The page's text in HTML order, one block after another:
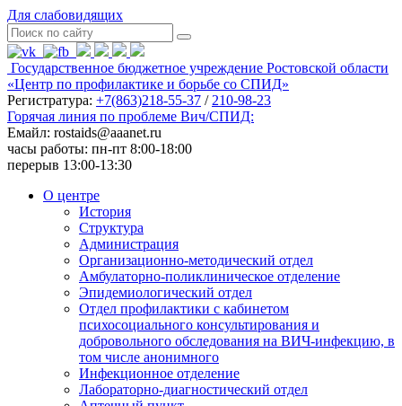
Для слабовидящих
Государственное бюджетное учреждение Ростовской области
«Центр по профилактике и борьбе со СПИД»
Регистратура: +7(863)218-55-37 / 210-98-23
Горячая линия по проблеме Вич/СПИД:
Емайл: rostaids@aaanet.ru
часы работы: пн-пт 8:00-18:00
перерыв 13:00-13:30
О центре
История
Структура
Администрация
Организационно-методический отдел
Амбулаторно-поликлиническое отделение
Эпидемиологический отдел
Отдел профилактики с кабинетом
психосоциального консультирования и
добровольного обследования на ВИЧ-инфекцию, в
том числе анонимного
Инфекционное отделение
Лабораторно-диагностический отдел